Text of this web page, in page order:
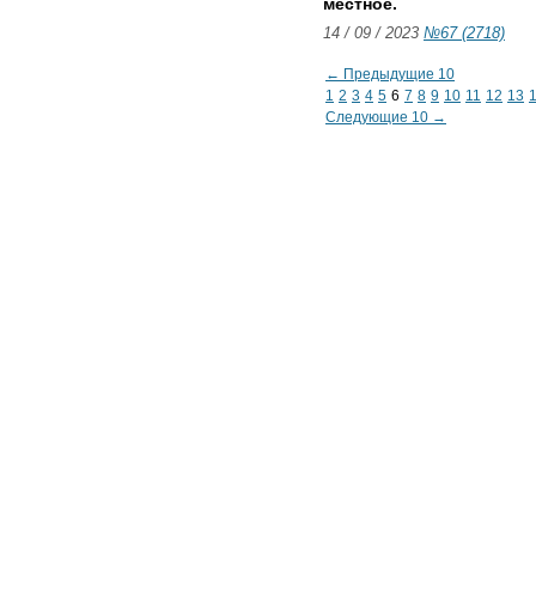
местное.
14 / 09 / 2023 №67 (2718)
← Предыдущие 10
1 2 3 4 5 6 7 8 9 10 11 12 13
Следующие 10 →